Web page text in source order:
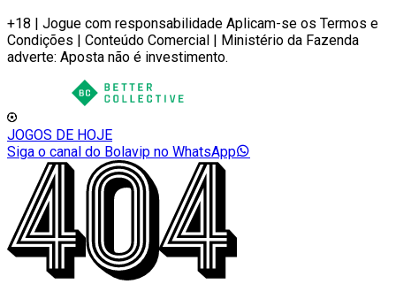
+18 | Jogue com responsabilidade Aplicam-se os Termos e
Condições | Conteúdo Comercial | Ministério da Fazenda
adverte: Aposta não é investimento.
JOGOS DE HOJE
Siga o canal do Bolavip no WhatsApp